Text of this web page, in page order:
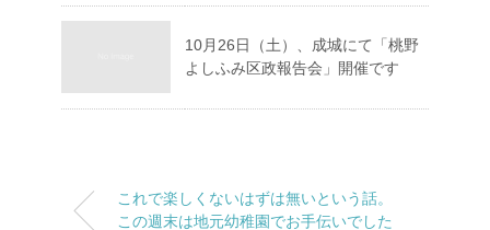
10月26日（土）、成城にて「桃野
よしふみ区政報告会」開催です
これで楽しくないはずは無いという話。
この週末は地元幼稚園でお手伝いでした